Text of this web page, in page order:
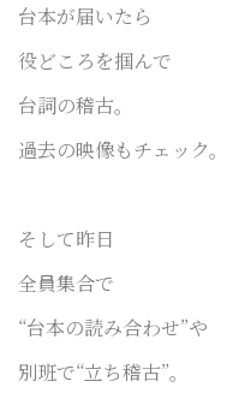
台本が届いたら
役どころを掴んで
台詞の稽古。
過去の映像もチェック。
そして昨日
全員集合で
“台本の読み合わせ”や
別班で“立ち稽古”。